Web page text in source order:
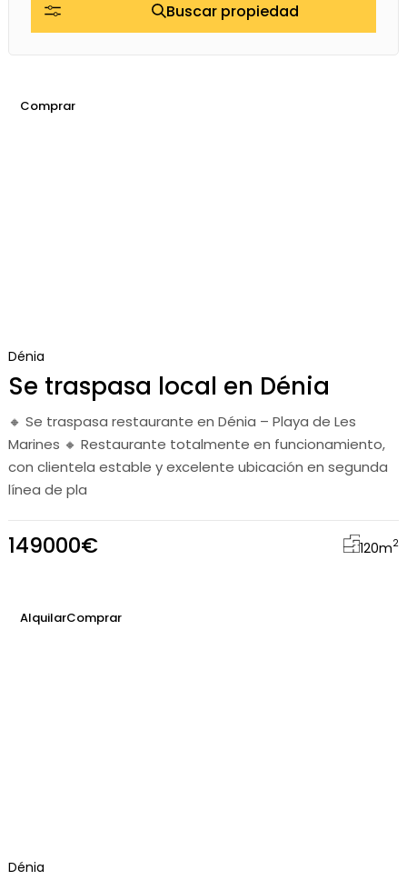
Buscar propiedad
Comprar
Dénia
Se traspasa local en Dénia
🔸 Se traspasa restaurante en Dénia – Playa de Les
Marines 🔸 Restaurante totalmente en funcionamiento,
con clientela estable y excelente ubicación en segunda
línea de pla
149000€ 120m2
AlquilarComprar
Dénia